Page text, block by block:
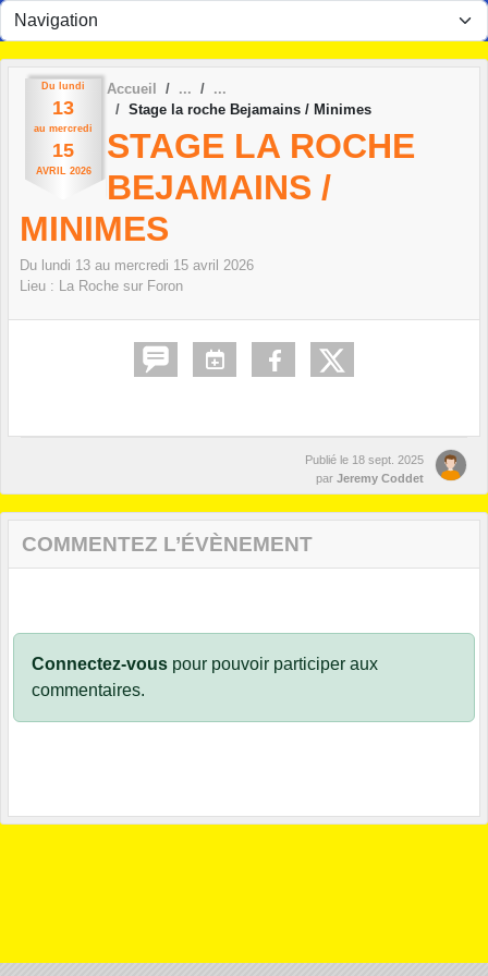
Du lundi
13
au mercredi
15
AVRIL 2026
Accueil
Stage la roche Bejamains / Minimes
STAGE LA ROCHE
BEJAMAINS /
MINIMES
Du lundi 13 au mercredi 15 avril 2026
Lieu : La Roche sur Foron
Publié le 18 sept. 2025
par Jeremy Coddet
COMMENTEZ L’ÉVÈNEMENT
Connectez-vous pour pouvoir participer aux
commentaires.
Panneau de gestion des cookies